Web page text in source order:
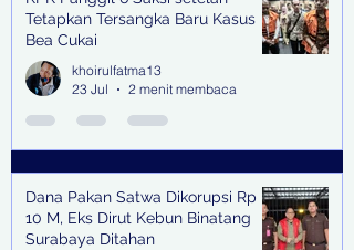
Tetapkan Tersangka Baru Kasus
Bea Cukai
khoirulfatma13
23 Jul
2 menit membaca
Dana Pakan Satwa Dikorupsi Rp
10 M, Eks Dirut Kebun Binatang
Surabaya Ditahan